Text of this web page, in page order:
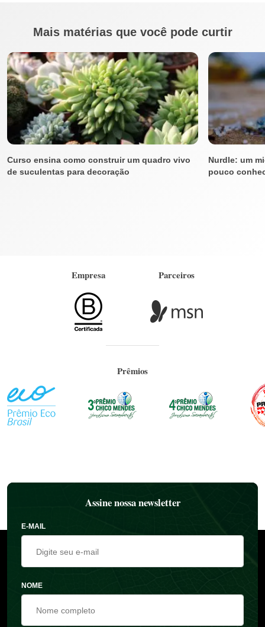
Mais matérias que você pode curtir
Curso ensina como construir um quadro vivo
de suculentas para decoração
Nurdle: um
pouco
Empresa Parceiros
Prêmios
Assine nossa newsletter
E-MAIL
NOME